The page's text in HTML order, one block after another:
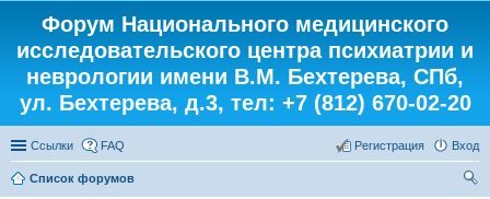
Форум Национального медицинского
исследовательского центра психиатрии и
неврологии имени В.М. Бехтерева, СПб,
ул. Бехтерева, д.3, тел: +7 (812) 670-02-20
Ссылки FAQ Вход
Регистрация
Список форумов